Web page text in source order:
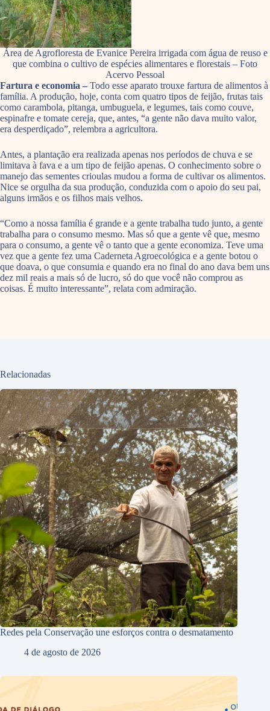
Área de Agrofloresta de Evanice Pereira irrigada com água de reuso e
que combina o cultivo de espécies alimentares e florestais – Foto
Acervo Pessoal
Fartura e economia – Todo esse aparato trouxe fartura de alimentos à
família. A produção, hoje, conta com quatro tipos de feijão, frutas tais
como carambola, pitanga, umbuguela, e legumes, tais como couve,
espinafre e tomate cereja, que, antes, “a gente não dava muito valor,
era desperdiçado”, relembra a agricultora.
Antes, a plantação era realizada apenas nos períodos de chuva e se
limitava à fava e a um tipo de feijão apenas. O conhecimento sobre o
manejo das sementes crioulas mudou a forma de cultivar os alimentos.
Nice se orgulha da sua produção, conduzida com o apoio do seu pai,
alguns irmãos e os filhos mais velhos.
“Como a nossa família é grande e a gente trabalha tudo junto, a gente
trabalha para o consumo mesmo. Mas só que a gente vê que, mesmo
para o consumo, a gente vê o tanto que a gente economiza. Teve uma
vez que a gente fez uma Caderneta Agroecológica e a gente botou o
que doava, o que consumia e quando era no final do ano dava bem uns
dez mil reais a mais só de lucro, só do que você não comprou as
coisas. É muito interessante”, relata com admiração.
Relacionadas
Redes pela Conservação une esforços contra o desmatamento
4 de agosto de 2026